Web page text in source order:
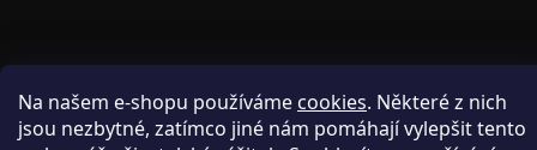
Na našem e-shopu používáme cookies. Některé z nich
jsou nezbytné, zatímco jiné nám pomáhají vylepšit tento